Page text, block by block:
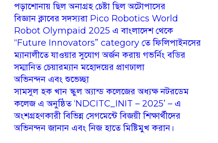
পড়াশোনায় ছিল অনাগ্রহ চেষ্টা ছিল অটোপাসের
বিজ্ঞান ক্লাবের সদস্যরা Pico Robotics World
Robot Olympaid 2025 এ বাংলাদেশ থেকে
“Future Innovators” category তে ফিলিপাইনসের
ম্যানালীতে যাওয়ার সুযোগ অর্জন করায় গভর্নিং বডির
সম্মানিত চেয়ারম্যান মহোদয়ের প্রাণঢালা
অভিনন্দন এবং শুভেচ্ছা
সামসুল হক খান স্কুল অ্যান্ড কলেজের অধ্যক্ষ নটরডেম
কলেজ এ অনুষ্ঠিত ‘NDCITC_INIT – 2025’ – এ
অংশগ্রহণকারী বিভিন্ন সেগমেন্টে বিজয়ী শিক্ষার্থীদের
অভিনন্দন জানান এবং নিজ হাতে মিষ্টিমুখ করান।